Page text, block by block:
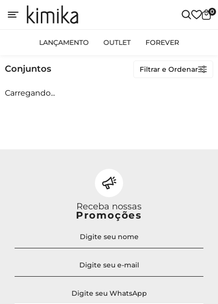
0
LANÇAMENTO OUTLET FOREVER
Filtrar e Ordenar
Categorias
OUTLET
A - Z Z - A
Menor Preço
Maior Preço
Mais Vendidos Mais Acessados
Conjuntos
Carregando...
Receba nossas
Promoções